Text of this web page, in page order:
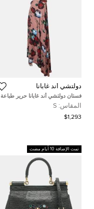
دولتشي أند غابانا
فستان دولتشي أند غابانا حرير طباعة
زهور غير متماثل بكتف واحد مقاس
صغير ( سمول )
المقاس: S
$1,293
تمت الإضافة 10 أيام مضت